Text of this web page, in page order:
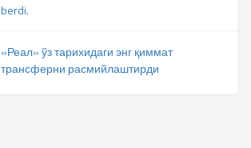
berdi.
«Реал» ўз тарихидаги энг қиммат
трансферни расмийлаштирди